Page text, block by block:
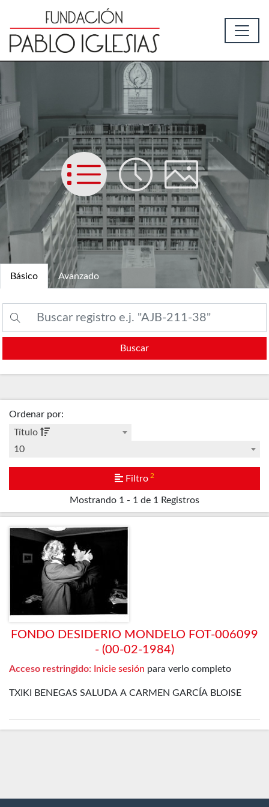
List Time Picture
Básico Avanzado
Buscar
Mostrando 1 - 1 de 1 Registros
Ordenar por:
Título
10
Filtro 2
FONDO DESIDERIO MONDELO FOT-006099
- (00-02-1984)
Acceso restringido: Inicie sesión para verlo completo
TXIKI BENEGAS SALUDA A CARMEN GARCÍA BLOISE